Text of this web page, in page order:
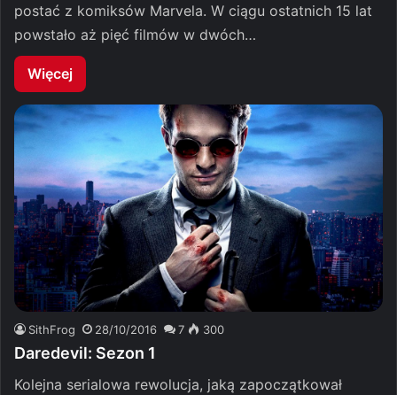
postać z komiksów Marvela. W ciągu ostatnich 15 lat
powstało aż pięć filmów w dwóch…
Więcej
SithFrog 28/10/2016 7 300
Daredevil: Sezon 1
Kolejna serialowa rewolucja, jaką zapoczątkował